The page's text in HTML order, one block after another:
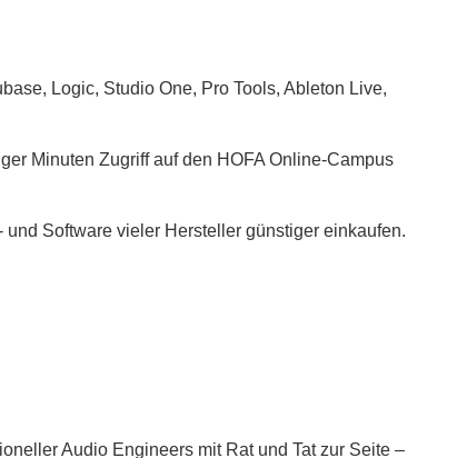
Logic, Studio One, Pro Tools, Ableton Live,
Minuten Zugriff auf den HOFA Online-Campus
Software vieler Hersteller günstiger einkaufen.
Audio Engineers mit Rat und Tat zur Seite –